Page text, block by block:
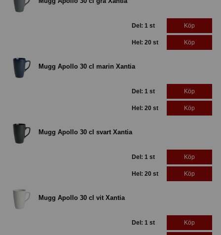
Del: 1 st Köp
Hel: 20 st Köp
Mugg Apollo 30 cl marin Xantia
Del: 1 st Köp
Hel: 20 st Köp
Mugg Apollo 30 cl svart Xantia
Del: 1 st Köp
Hel: 20 st Köp
Mugg Apollo 30 cl vit Xantia
Del: 1 st Köp